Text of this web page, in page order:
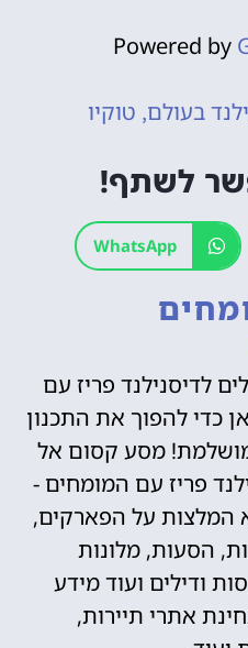
Powered by
בעולם, טוקיו
לשתף!
WhatsApp
לדיסנילנד פריז עם
כדי להפוך את התכנון
מסע קסום אל
פריז עם המומחים -
המלצות על הפארקים,
הסעות, מלונות
ודילים ועוד מידע
אתרי תיירות,